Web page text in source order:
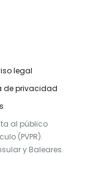
legal
de privacidad
al público
(PVPR).
y Baleares.